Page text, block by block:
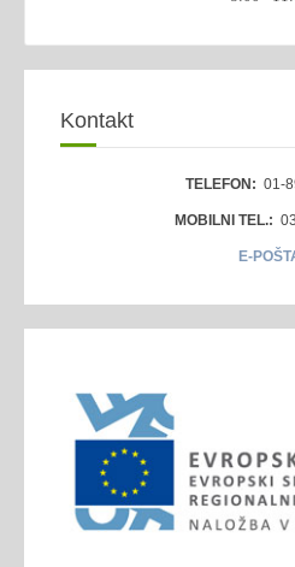
Kontakt
TELEFON: 01-
MOBILNI TEL.:
E-